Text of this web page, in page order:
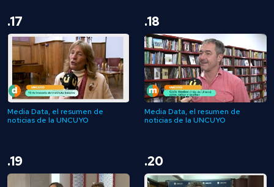
.17
Media Data, el resumen de
noticias de la UNCUYO
.18
Media Data, el resumen de
noticias de la UNCUYO
.19 .20